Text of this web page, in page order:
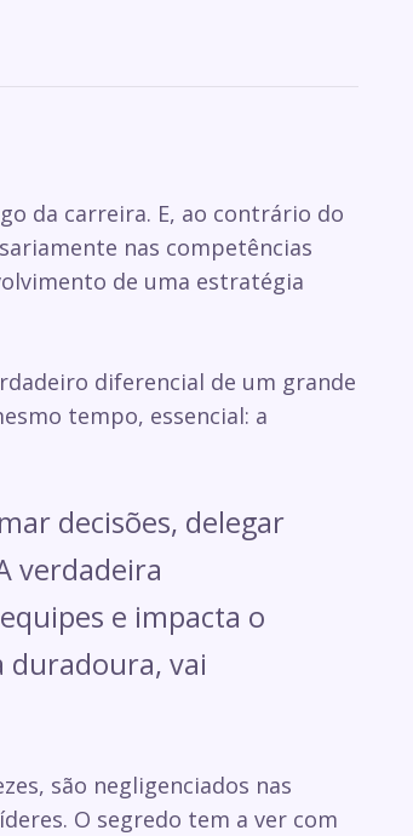
da carreira. E, ao contrário do
nas competências
de uma estratégia
diferencial de um grande
tempo, essencial: a
decisões, delegar
verdadeira
e impacta o
duradoura, vai
são negligenciados nas
O segredo tem a ver com